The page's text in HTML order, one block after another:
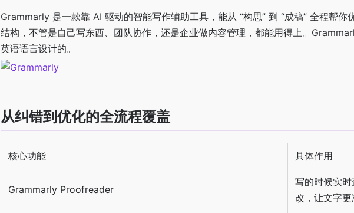
Grammarly 是一款靠 AI 驱动的智能写作辅助工具，能从 “构思” 到 “成稿” 全程帮
结构，不管是自己写东西、团队协作，还是企业做内容管理，都能用得上。
英语语言设计的。
从纠错到优化的全流程覆盖
核心功能 具体作用
Grammarly Proofreader
写的时候实
改，让文字更